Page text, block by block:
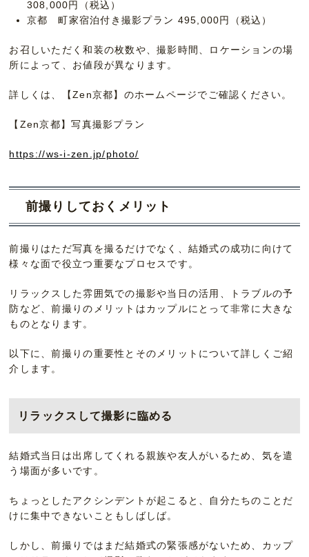
308,000円（税込）
京都 町家宿泊付き撮影プラン 495,000円（税込）
お召しいただく和装の枚数や、撮影時間、ロケーションの場
所によって、お値段が異なります。
詳しくは、【Zen京都】のホームページでご確認ください。
【Zen京都】写真撮影プラン
https://ws-i-zen.jp/photo/
前撮りしておくメリット
前撮りはただ写真を撮るだけでなく、結婚式の成功に向けて
様々な面で役立つ重要なプロセスです。
リラックスした雰囲気での撮影や当日の活用、トラブルの予
防など、前撮りのメリットはカップルにとって非常に大きな
ものとなります。
以下に、前撮りの重要性とそのメリットについて詳しくご紹
介します。
リラックスして撮影に臨める
結婚式当日は出席してくれる親族や友人がいるため、気を遣
う場面が多いです。
ちょっとしたアクシンデントが起こると、自分たちのことだ
けに集中できないこともしばしば。
しかし、前撮りではまだ結婚式の緊張感がないため、カップ